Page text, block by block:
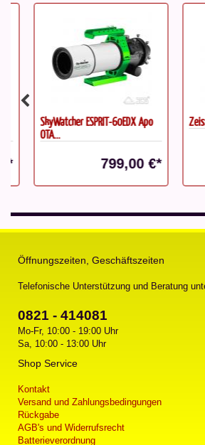
SkyWatcher ESPRIT-60EDX Apo
OTA...
799,00 €*
Zeiss
Öffnungszeiten, Geschäftszeiten
Telefonische Unterstützung und Beratung
0821 - 414081
Mo-Fr, 10:00 - 19:00 Uhr
Sa, 10:00 - 13:00 Uhr
Shop Service
Kontakt
Versand und Zahlungsbedingungen
Rückgabe
AGB's und Widerrufsrecht
Batterieverordnung